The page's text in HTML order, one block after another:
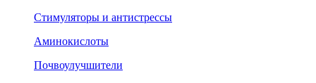
Стимуляторы и антистрессы
Аминокислоты
Почвоулучшители